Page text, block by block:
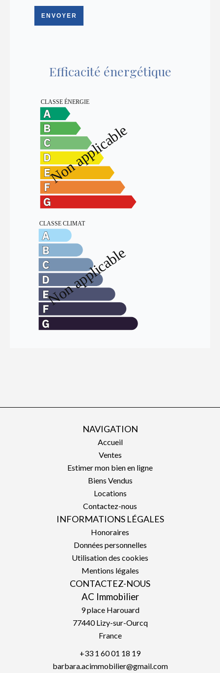
ENVOYER
Efficacité énergétique
NAVIGATION
Accueil
Ventes
Estimer mon bien en ligne
Biens Vendus
Locations
Contactez-nous
INFORMATIONS LÉGALES
Honoraires
Données personnelles
Utilisation des cookies
Mentions légales
CONTACTEZ-NOUS
AC Immobilier
9 place Harouard
77440Lizy-sur-Ourcq
France
+33 1 60 01 18 19
barbara.acimmobilier@gmail.com